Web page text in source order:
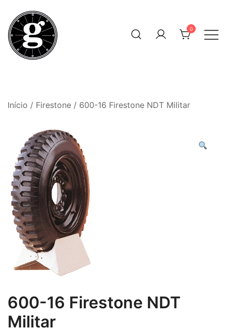
content
0
Início / Firestone / 600-16 Firestone NDT Militar
600-16 Firestone NDT
Militar